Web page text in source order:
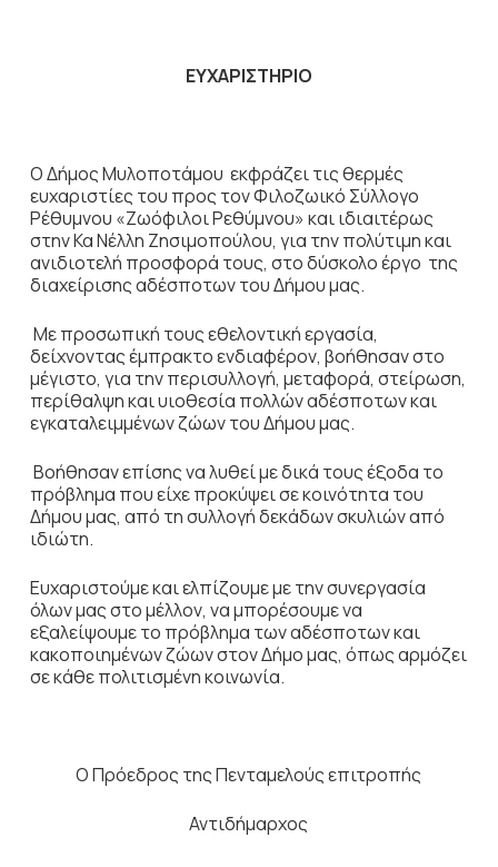
ΕΥΧΑΡΙΣΤΗΡΙΟ
Ο Δήμος Μυλοποτάμου εκφράζει τις θερμές
ευχαριστίες του προς τον Φιλοζωικό Σύλλογο
Ρέθυμνου «Ζωόφιλοι Ρεθύμνου» και ιδιαιτέρως
στην Κα Νέλλη Ζησιμοπούλου, για την πολύτιμη και
ανιδιοτελή προσφορά τους, στο δύσκολο έργο της
διαχείρισης αδέσποτων του Δήμου μας.
Με προσωπική τους εθελοντική εργασία,
δείχνοντας έμπρακτο ενδιαφέρον, βοήθησαν στο
μέγιστο, για την περισυλλογή, μεταφορά, στείρωση,
περίθαλψη και υιοθεσία πολλών αδέσποτων και
εγκαταλειμμένων ζώων του Δήμου μας.
Βοήθησαν επίσης να λυθεί με δικά τους έξοδα το
πρόβλημα που είχε προκύψει σε κοινότητα του
Δήμου μας, από τη συλλογή δεκάδων σκυλιών από
ιδιώτη.
Ευχαριστούμε και ελπίζουμε με την συνεργασία
όλων μας στο μέλλον, να μπορέσουμε να
εξαλείψουμε το πρόβλημα των αδέσποτων και
κακοποιημένων ζώων στον Δήμο μας, όπως αρμόζει
σε κάθε πολιτισμένη κοινωνία.
Ο Πρόεδρος της Πενταμελούς επιτροπής
Αντιδήμαρχος